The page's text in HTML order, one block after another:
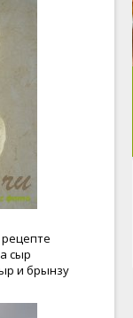
сыр
и брынзу